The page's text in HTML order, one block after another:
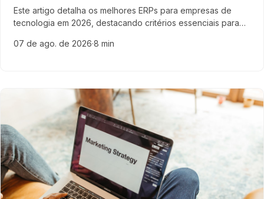
Este artigo detalha os melhores ERPs para empresas de
tecnologia em 2026, destacando critérios essenciais para
operações e vendas.
07 de ago. de 2026·8 min